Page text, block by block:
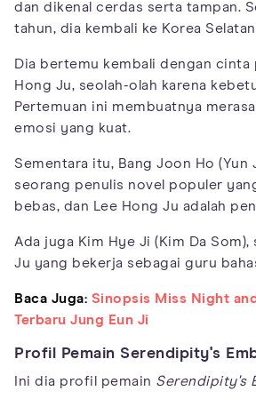
dan dikenal cerdas serta tampan.
tahun, dia kembali ke Korea
Dia bertemu kembali dengan cinta
Hong Ju, seolah-olah karena
Pertemuan ini membuatnya
emosi yang kuat.
Sementara itu, Bang Joon Ho (Yun
seorang penulis novel populer
bebas, dan Lee Hong Ju adalah
Ada juga Kim Hye Ji (Kim Da Som),
Ju yang bekerja sebagai guru
Baca Juga: Sinopsis Miss Night
Terbaru Jung Eun Ji
Profil Pemain Serendipity's
Ini dia profil pemain Serendipity's